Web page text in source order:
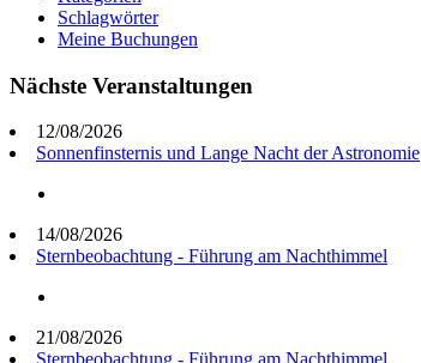
Schlagwörter
Meine Buchungen
Nächste Veranstaltungen
12/08/2026
Sonnenfinsternis und Lange Nacht der Astronomie
14/08/2026
Sternbeobachtung - Führung am Nachthimmel
21/08/2026